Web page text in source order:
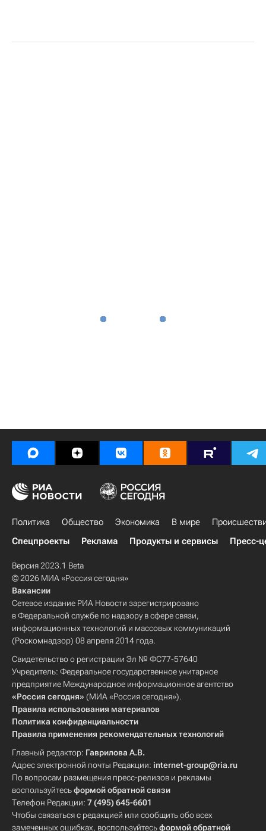
Политика Общество Экономика В мире
Спецпроекты
Реклама Продукты и сервисы Пресс-
Версия 2023.1 Beta
© 2026 МИА «Россия сегодня»
Вакансии
Сетевое издание РИА Новости зарегистрировано
в Федеральной службе по надзору в сфере связи,
информационных технологий и массовых коммуникаций
(Роскомнадзор) 08 апреля 2014 года.
Свидетельство о регистрации Эл № ФС77-57640
Учредитель: Федеральное государственное унитарное
предприятие Международное информационное агентство
«Россия сегодня» (МИА «Россия сегодня»).
Правила использования материалов
Политика конфиденциальности
Правила применения рекомендательных технологий
Главный редактор: Гаврилова А.В.
Адрес электронной почты Редакции: internet-group@ria.ru
По вопросам размещения пресс-релизов и рекламы
воспользуйтесьформой обратной связи
Телефон Редакции: 7 (495) 645-6601
Чтобы связаться с редакцией или сообщить обо всех
замеченных ошибках, воспользуйтесьформой обратной